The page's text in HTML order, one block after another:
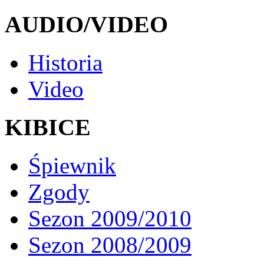
AUDIO/VIDEO
Historia
Video
KIBICE
Śpiewnik
Zgody
Sezon 2009/2010
Sezon 2008/2009